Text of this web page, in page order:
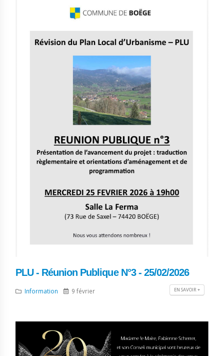
PLU - Réunion Publique N°3 - 25/02/2026
Information 9 février EN SAVOIR +